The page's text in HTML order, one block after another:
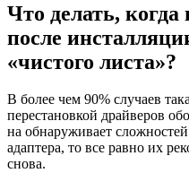
Что делать,
после
«чистого листа»?
В более чем 90% случаев
перестановкой драйверов
на обнаруживает
адаптера, то все равно их
снова.